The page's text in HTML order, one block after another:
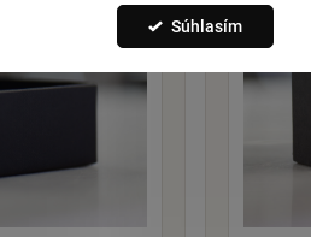
Súhlasím